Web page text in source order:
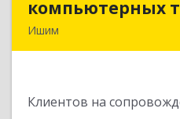
компьютерных
Ишим
Клиентов на